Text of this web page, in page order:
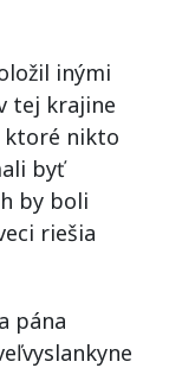
inými
tej krajine
ktoré nikto
byť
by boli
riešia
pána